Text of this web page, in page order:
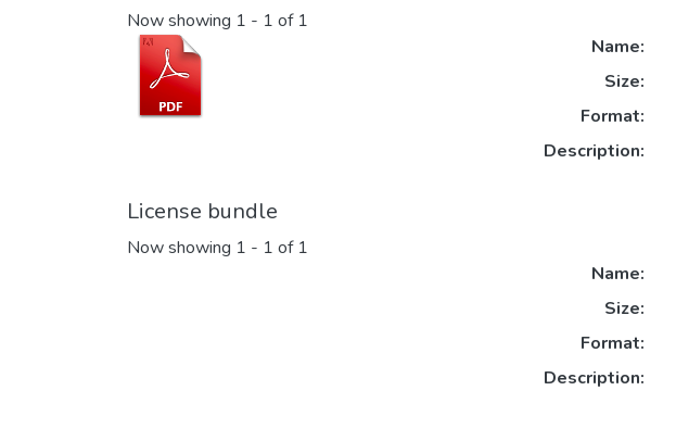
Now showing 1 - 1 of 1
Name:
Size:
Format:
Description:
License bundle
Now showing 1 - 1 of 1
Name:
Size:
Format:
Description: